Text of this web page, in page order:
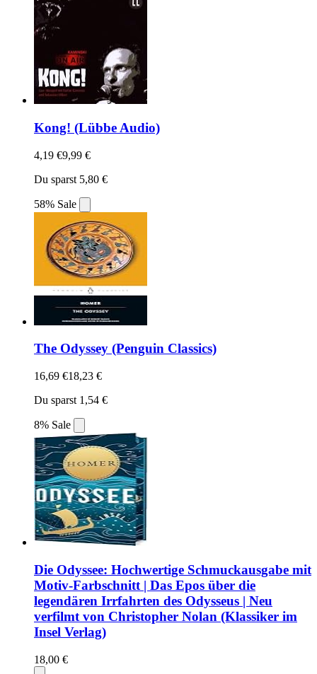
Kong! (Lübbe Audio)
4,19 €9,99 €
Du sparst 5,80 €
58% Sale
The Odyssey (Penguin Classics)
16,69 €18,23 €
Du sparst 1,54 €
8% Sale
Die Odyssee: Hochwertige Schmuckausgabe mit
Motiv-Farbschnitt | Das Epos über die
legendären Irrfahrten des Odysseus | Neu
verfilmt von Christopher Nolan (Klassiker im
Insel Verlag)
18,00 €